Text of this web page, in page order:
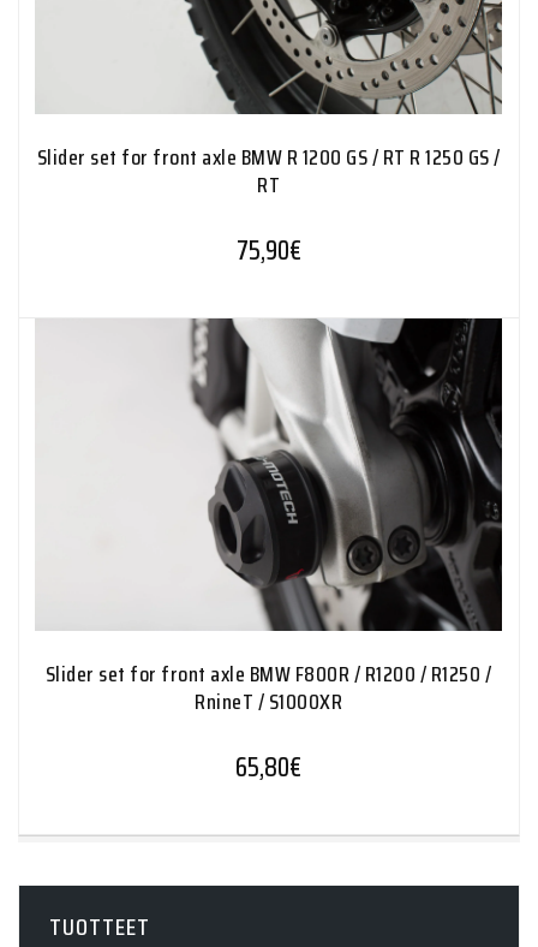
Slider set for front axle BMW R 1200 GS / RT R 1250 GS /
RT
75,90€
Slider set for front axle BMW F800R / R1200 / R1250 /
RnineT / S1000XR
65,80€
TUOTTEET